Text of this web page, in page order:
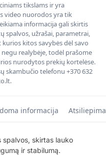
tikslams ir yra
video nuorodos yra tik
informacija gali skirtis
spalvos, užrašai, parametrai,
kitos savybės dėl savo
realybėje, todėl prašome
nurodytos prekių kortelėse.
skambučio telefonu +370 632
informacija
skirtas lauko
ir stabilumą.